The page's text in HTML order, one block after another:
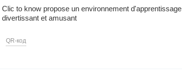
Clic to know propose un environnement d'apprentissage
divertissant et amusant
QR-код